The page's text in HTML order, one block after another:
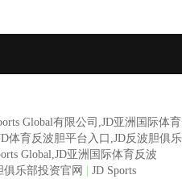
Global有限公司,JD亚洲国际体育
体育反波胆平台入口,JD反波胆俱乐
Global,JD亚洲国际体育反波
俱乐部投资官网
JD Sports